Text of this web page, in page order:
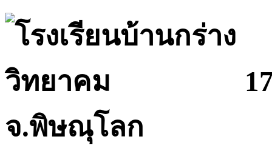
จ.พิษณุโลก